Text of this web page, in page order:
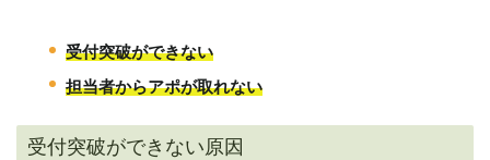
受付突破ができない
担当者からアポが取れない
受付突破ができない原因